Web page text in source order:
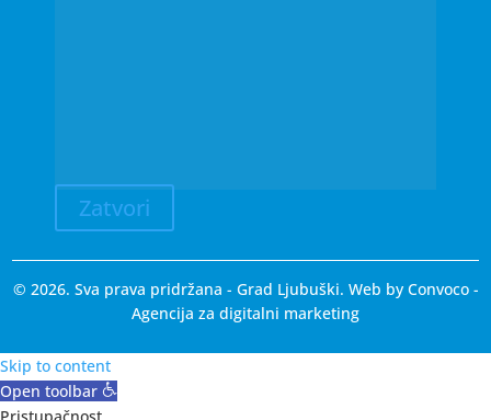
Zatvori
© 2026. Sva prava pridržana - Grad Ljubuški. Web by Convoco-
Agencija za digitalni marketing
Skip to content
Open toolbar